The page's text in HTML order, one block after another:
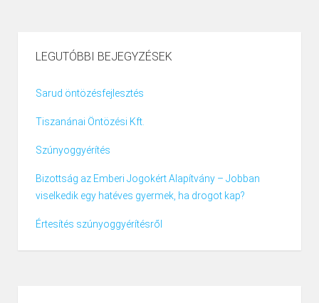
LEGUTÓBBI BEJEGYZÉSEK
Sarud öntözésfejlesztés
Tiszanánai Öntözési Kft.
Szúnyoggyérítés
Bizottság az Emberi Jogokért Alapítvány – Jobban
viselkedik egy hatéves gyermek, ha drogot kap?
Értesítés szúnyoggyérítésről